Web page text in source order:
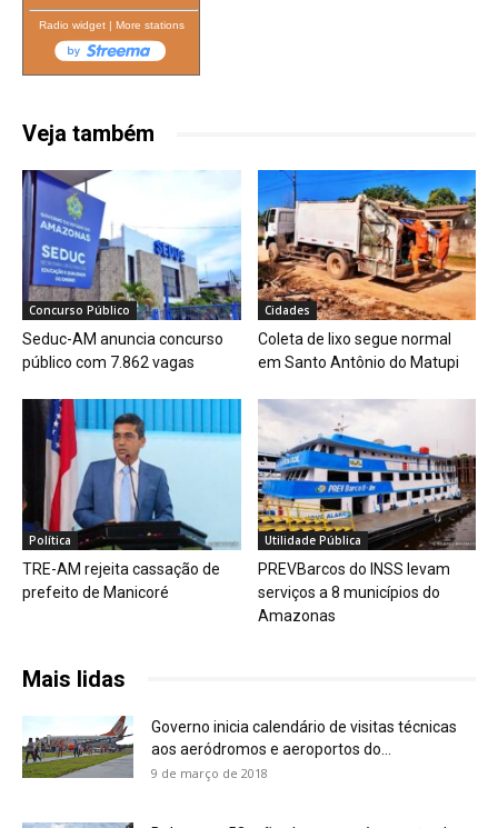
Radio widget| More stations
Veja também
Concurso Público
Seduc-AM anuncia concurso
público com 7.862 vagas
Cidades
Coleta de lixo segue normal
em Santo Antônio do Matupi
Política
TRE-AM rejeita cassação de
prefeito de Manicoré
Utilidade Pública
PREVBarcos do INSS levam
serviços a 8 municípios do
Amazonas
Mais lidas
Governo inicia calendário de visitas técnicas
aos aeródromos e aeroportos do...
9 de março de 2018